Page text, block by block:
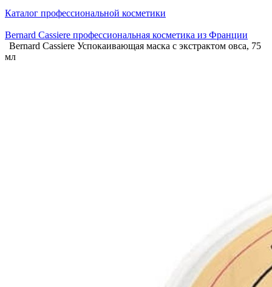
Каталог профессиональной косметики
Bernard Cassiere профессиональная косметика из Франции
Bernard Cassiere Успокаивающая маска с экстрактом овса, 75
мл